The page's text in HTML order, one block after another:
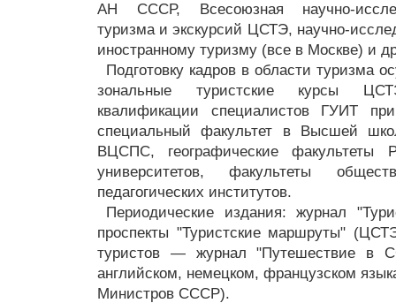
АН СССР, Всесоюзная научно-
туризма и экскурсий ЦСТЭ, научно-
иностранному туризму (все в Москве) и
Подготовку кадров в области туризма
зональные туристские курсы
квалификации специалистов ГУИТ
специальный факультет в Высшей
ВЦСПС, географические факультеты
университетов, факультеты
педагогических институтов.
Периодические издания: журнал
проспекты "Туристские маршруты"
туристов — журнал "Путешествие в
английском, немецком, французском
Министров СССР).